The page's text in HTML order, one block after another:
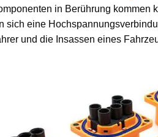
in Berührung kommen
sich eine
und die Insassen eines